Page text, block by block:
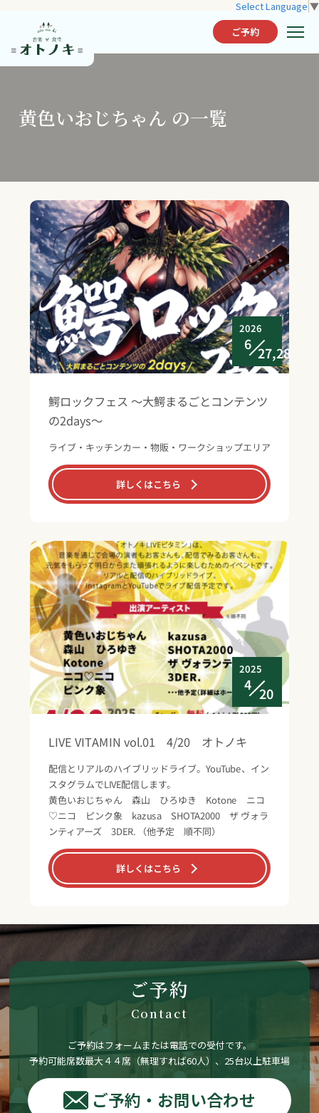
Select Language ▼
ご予約
黄色いおじちゃん の一覧
2026
6
27,28
鰐ロックフェス ～大鰐まるごとコンテンツ
の2days～
ライブ・キッチンカー・物販・ワークショップエリア
詳しくはこちら
2025
4
20
LIVE VITAMIN vol.01 4/20 オトノキ
配信とリアルのハイブリッドライブ。YouTube、イン
スタグラムでLIVE配信します。
黄色いおじちゃん 森山 ひろゆき Kotone ニコ
♡ニコ ピンク象 kazusa SHOTA2000 ザ ヴォラ
ンティアーズ 3DER. （他予定 順不同）
詳しくはこちら
ご予約
Contact
ご予約はフォームまたは電話での受付です。
予約可能席数最大４４席（無理すれば60人）、25台以上駐車場
ご予約・お問い合わせ